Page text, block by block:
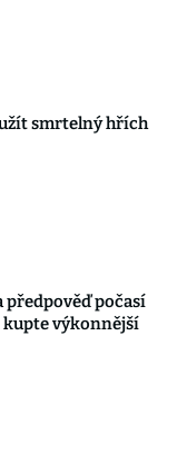
smrtelný hřích
předpověď počasí
kupte výkonnější